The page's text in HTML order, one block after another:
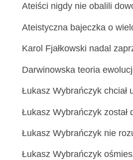
Ateiści nigdy nie obalili
Ateistyczna bajeczka o
Karol Fjałkowski nadal
Darwinowska teoria
Łukasz Wybrańczyk chciał
Łukasz Wybrańczyk
Łukasz Wybrańczyk nie
Łukasz Wybrańczyk